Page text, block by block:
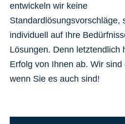
entwickeln wir keine
Standardlösungsvorschläge,
individuell auf Ihre
Lösungen. Denn letztendlich
Erfolg von Ihnen ab. Wir sind
wenn Sie es auch sind!